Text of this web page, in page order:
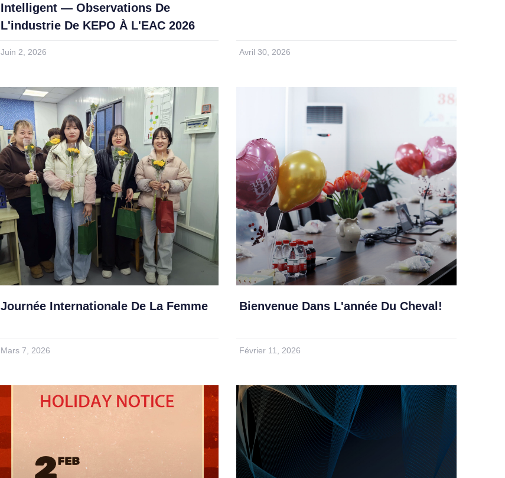
Intelligent — Observations De
L'industrie De KEPO À L'EAC 2026
Juin 2, 2026 Avril 30, 2026
Journée Internationale De La Femme
Mars 7, 2026
Bienvenue Dans L'année Du Cheval!
Février 11, 2026